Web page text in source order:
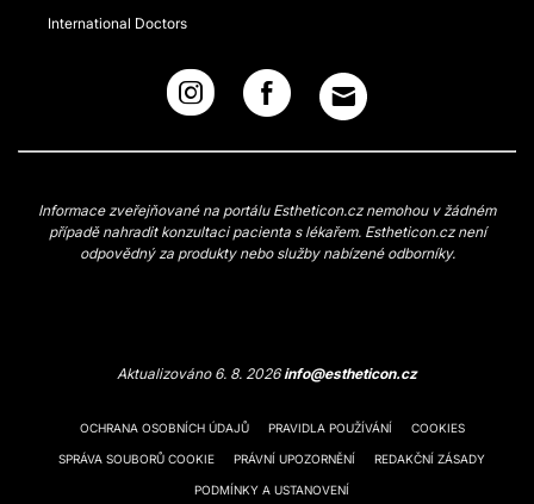
International Doctors
Informace zveřejňované na portálu Estheticon.cz nemohou v žádném
případě nahradit konzultaci pacienta s lékařem. Estheticon.cz není
odpovědný za produkty nebo služby nabízené odborníky.
Aktualizováno 6. 8. 2026info@estheticon.cz
OCHRANA OSOBNÍCH ÚDAJŮ PRAVIDLA POUŽÍVÁNÍ COOKIES
SPRÁVA SOUBORŮ COOKIE PRÁVNÍ UPOZORNĚNÍ REDAKČNÍ ZÁSADY
PODMÍNKY A USTANOVENÍ